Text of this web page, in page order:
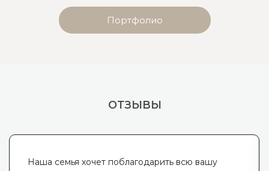
Портфолио
ОТЗЫВЫ
Наша семья хочет поблагодарить всю вашу